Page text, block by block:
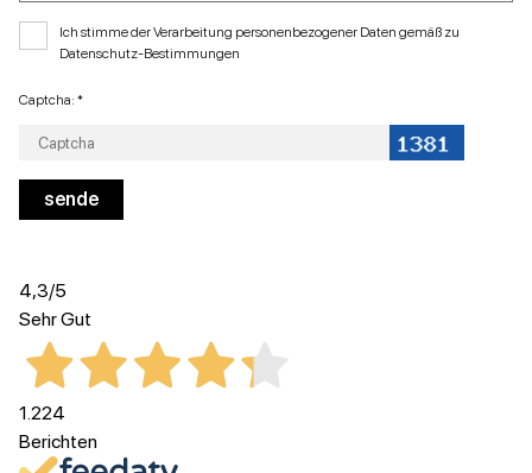
Ich stimme der Verarbeitung personenbezogener Daten gemäß zu
Datenschutz-Bestimmungen
Captcha: *
4,3/5
Sehr Gut
1.224
Berichten